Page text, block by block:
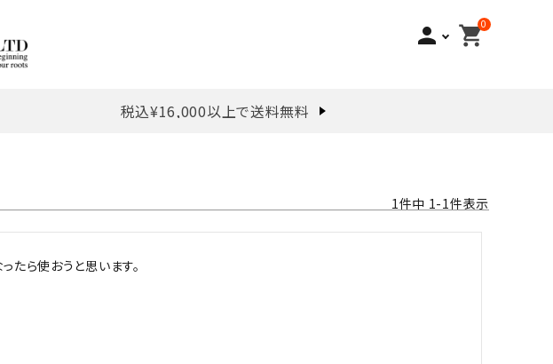
person 0
shopping_cart
税込¥16,000以上で送料無料
1件中 1-1件表示
たら使おうと思います。